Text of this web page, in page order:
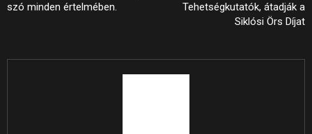
szó minden értelmében.
Tehetségkutatók, átadják a
Siklósi Örs Díjat